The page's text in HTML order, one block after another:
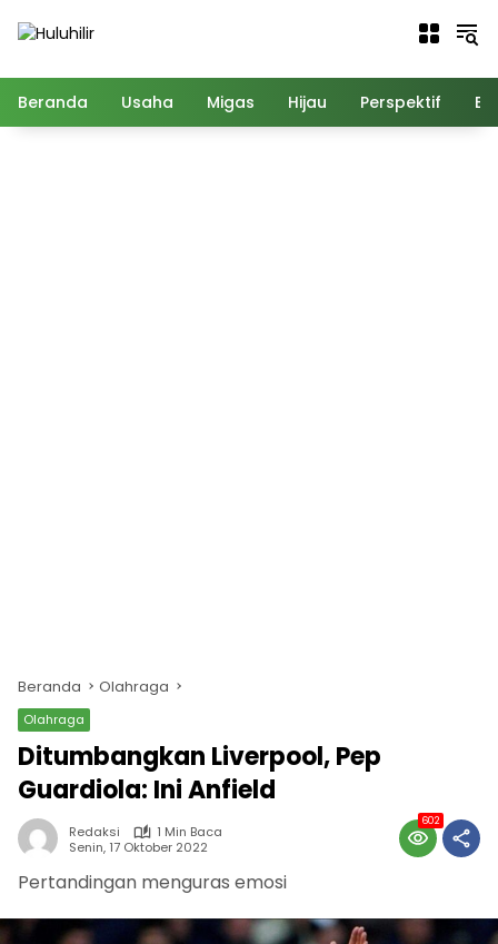
Beranda Usaha Migas Hijau Perspektif
Beranda Olahraga
Olahraga
Ditumbangkan Liverpool, Pep
Guardiola: Ini Anfield
Redaksi
1 Min Baca
Senin, 17 Oktober 2022
602
Pertandingan menguras emosi